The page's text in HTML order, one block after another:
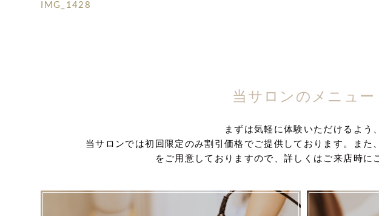
IMG_1428
当サロンのメニュー
まずは気軽に体験いただけるよう、
当サロンでは初回限定のみ割引価格でご提供しております。また
をご用意しておりますので、詳しくはご来店時に